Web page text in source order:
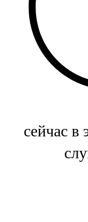
104,9 FM
Баулы
107,5 FM
Биләр
Болгар
сейчас в